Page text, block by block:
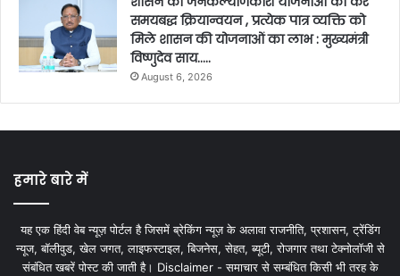
समयबद्ध क्रियान्वयन , प्रत्येक पात्र व्यक्ति को
मिले शासन की योजनाओं का लाभ : मुख्यमंत्री
विष्णुदेव साय…..
August 6, 2026
हमारे बारे में
यह एक हिंदी वेब न्यूज़ पोर्टल है जिसमें ब्रेकिंग न्यूज़ के अलावा राजनीति, प्रशासन, ट्रेंडिंग
न्यूज, बॉलीवुड, खेल जगत, लाइफस्टाइल, बिजनेस, सेहत, ब्यूटी, रोजगार तथा टेक्नोलॉजी से
संबंधित खबरें पोस्ट की जाती है। Disclaimer - समाचार से सम्बंधित किसी भी तरह के